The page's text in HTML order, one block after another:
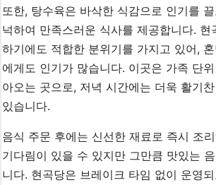
또한, 탕수육은 바삭한 식감으로 인기를
넉하여 만족스러운 식사를 제공합니다. 현
하기에도 적합한 분위기를 가지고 있어,
에게도 인기가 많습니다. 이곳은 가족 단
아오는 곳으로, 저녁 시간에는 더욱 활기
있습니다.
음식 주문 후에는 신선한 재료로 즉시 조
기다림이 있을 수 있지만 그만큼 맛있는
니다. 현곡당은 브레이크 타임 없이 운영